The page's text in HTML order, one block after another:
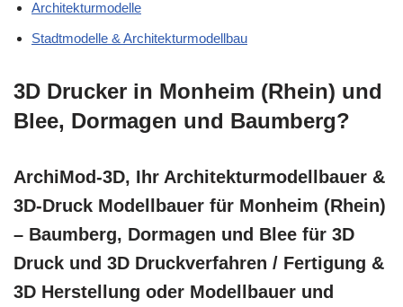
Architekturmodelle
Stadtmodelle & Architekturmodellbau
3D Drucker in Monheim (Rhein) und
Blee, Dormagen und Baumberg?
ArchiMod-3D, Ihr Architekturmodellbauer &
3D-Druck Modellbauer für Monheim (Rhein)
– Baumberg, Dormagen und Blee für 3D
Druck und 3D Druckverfahren / Fertigung &
3D Herstellung oder Modellbauer und